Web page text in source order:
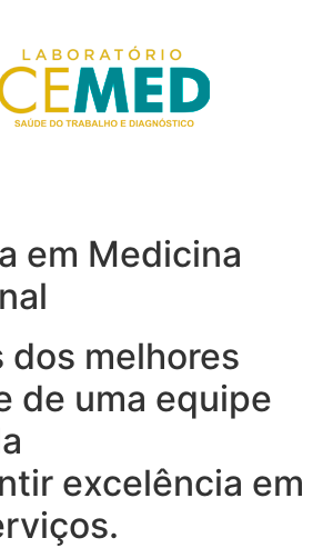
em Medicina
dos melhores
de uma equipe
excelência em